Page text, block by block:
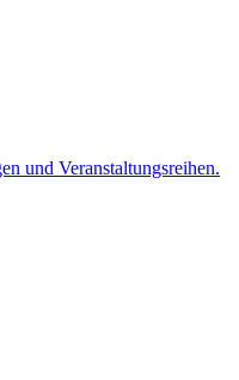
und Veranstaltungsreihen.